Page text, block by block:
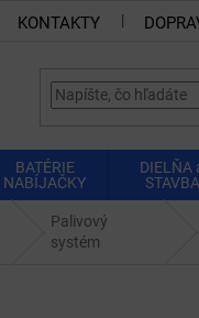
KONTAKTY
BATÉRIE
NABÍJAČKY
DIELŇA
STAVBA
Palivový
systém